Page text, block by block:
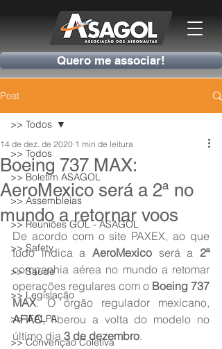
Quero me associar!
Post
>> Todos
>> Boletim ASAGOL
>> Assembleias
>> Reuniões GOL - ASAGOL
>> Safety
>> Saúde
>> Legislação
>> IFALPA
>> Convenção Coletiva
>> Todos
Boeing 737 MAX:
AeroMexico será a 2ª no
mundo a retornar voos
14 de dez. de 2020 1 min de leitura
De acordo com o site PAXEX, ao que
tudo indica a AeroMexico será a 2ª
companhia aérea no mundo a retomar
operações regulares com o Boeing 737
MAX
AFAC, liberou a volta do modelo no
último dia 3 de dezembro.